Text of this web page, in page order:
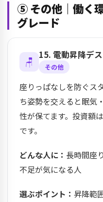
⑤ その他｜働く
グレード
🪑
15. 電動昇降デ
その他
座りっぱなしを防ぐス
ち姿勢を交えると眠気
性が保てます。投資額
です。
どんな人に： 長時間座
不足が気になる人
選ぶポイント： 昇降範